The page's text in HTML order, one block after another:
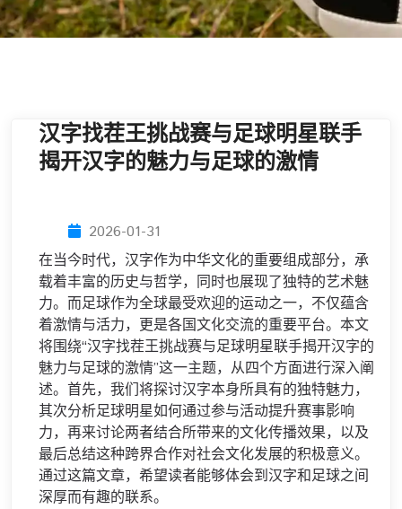
汉字找茬王挑战赛与足球明星联手
揭开汉字的魅力与足球的激情
2026-01-31
在当今时代，汉字作为中华文化的重要组成部分，承
载着丰富的历史与哲学，同时也展现了独特的艺术魅
力。而足球作为全球最受欢迎的运动之一，不仅蕴含
着激情与活力，更是各国文化交流的重要平台。本文
将围绕“汉字找茬王挑战赛与足球明星联手揭开汉字的
魅力与足球的激情”这一主题，从四个方面进行深入阐
述。首先，我们将探讨汉字本身所具有的独特魅力，
其次分析足球明星如何通过参与活动提升赛事影响
力，再来讨论两者结合所带来的文化传播效果，以及
最后总结这种跨界合作对社会文化发展的积极意义。
通过这篇文章，希望读者能够体会到汉字和足球之间
深厚而有趣的联系。